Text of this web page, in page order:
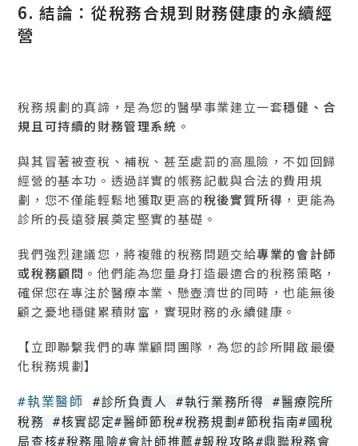
6. 結論：從稅務合規到財務健康的永續經
營
稅務規劃的真諦，是為您的醫學事業建立一套穩健、合
規且可持續的財務管理系統 。
與其冒著被查稅、補稅、甚至處罰的高風險，不如回歸
經營的基本功。透過詳實的帳務記載與合法的費用規
劃，您不僅能輕鬆地獲取更高的稅後實質所得 ，更能為
診所的長遠發展奠定堅實的基礎。
我們強烈建議您，將複雜的稅務問題交給專業的會計師
或稅務顧問 。他們能為您量身打造最適合的稅務策略，
確保您在專注於醫療本業、懸壺濟世的同時，也能無後
顧之憂地穩健累積財富，實現財務的永續健康。
【立即聯繫我們的專業顧問團隊，為您的診所開啟最優
化稅務規劃】
#執業醫師#診所負責人#執行業務所得#醫療院所
稅務#核實認定#醫師節稅#稅務規劃#節稅指南#國稅
局查核#稅務風險#會計師推薦#報稅攻略#鼎聯稅務會